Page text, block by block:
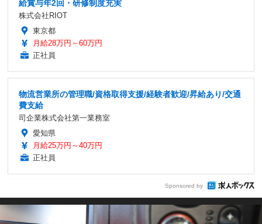
給賞与年2回・研修制度充実
株式会社RIOT
東京都
月給28万円～60万円
正社員
物流営業所の管理職/資格取得支援/経験者歓迎/昇給あり/交通
費支給
司企業株式会社第一業務室
愛知県
月給25万円～40万円
正社員
Sponsored by